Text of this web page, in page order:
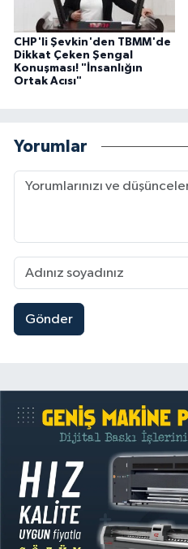
CHP'li Şevkin'den TBMM'de
Dikkat Çeken Şengal
Konuşması! "İnsanlığın
Ortak Acısı"
Yorumlar
Gönder